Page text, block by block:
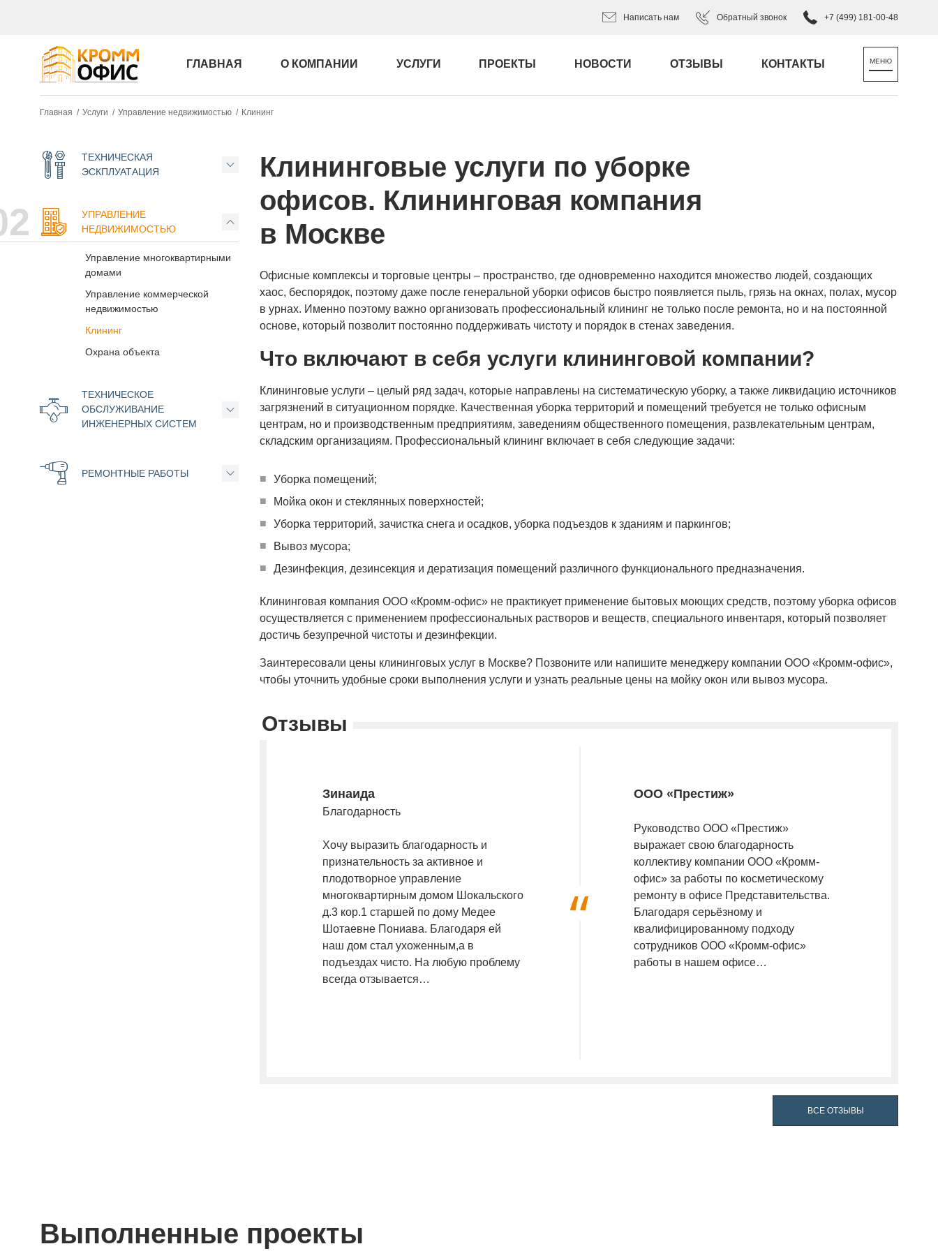
Написать нам Обратный звонок +7 (499) 181-00-48
ГЛАВНАЯ О КОМПАНИИ УСЛУГИ ПРОЕКТЫ НОВОСТИ ОТЗЫВЫ КОНТАКТЫ
Главная / Услуги / Управление недвижимостью / Клининг
ТЕХНИЧЕСКАЯ
ЭСКПЛУАТАЦИЯ
УПРАВЛЕНИЕ
НЕДВИЖИМОСТЬЮ
Управление многоквартирными
домами
Управление коммерческой
недвижимостью
Клининг
Охрана объекта
ТЕХНИЧЕСКОЕ
ОБСЛУЖИВАНИЕ
ИНЖЕНЕРНЫХ СИСТЕМ
РЕМОНТНЫЕ РАБОТЫ
Клининговые услуги по уборке
офисов. Клининговая компания
в Москве
Офисные комплексы и торговые центры – пространство, где одновременно находится множество людей, создающих
хаос, беспорядок, поэтому даже после генеральной уборки офисов быстро появляется пыль, грязь на окнах, полах, мусор
в урнах. Именно поэтому важно организовать профессиональный клининг не только после ремонта, но и на постоянной
основе, который позволит постоянно поддерживать чистоту и порядок в стенах заведения.
Что включают в себя услуги клининговой компании?
Клининговые услуги – целый ряд задач, которые направлены на систематическую уборку, а также ликвидацию источников
загрязнений в ситуационном порядке. Качественная уборка территорий и помещений требуется не только офисным
центрам, но и производственным предприятиям, заведениям общественного помещения, развлекательным центрам,
складским организациям. Профессиональный клининг включает в себя следующие задачи:
Уборка помещений;
Мойка окон и стеклянных поверхностей;
Уборка территорий, зачистка снега и осадков, уборка подъездов к зданиям и паркингов;
Вывоз мусора;
Дезинфекция, дезинсекция и дератизация помещений различного функционального предназначения.
Клининговая компания ООО «Кромм-офис» не практикует применение бытовых моющих средств, поэтому уборка офисов
осуществляется с применением профессиональных растворов и веществ, специального инвентаря, который позволяет
достичь безупречной чистоты и дезинфекции.
Заинтересовали цены клининговых услуг в Москве? Позвоните или напишите менеджеру компании ООО «Кромм-офис»,
чтобы уточнить удобные сроки выполнения услуги и узнать реальные цены на мойку окон или вывоз мусора.
Отзывы
Зинаида
Благодарность
Хочу выразить благодарность и
признательность за активное и
плодотворное управление
многоквартирным домом Шокальского
д.3 кор.1 старшей по дому Медее
Шотаевне Пониава. Благодаря ей
наш дом стал ухоженным,а в
подъездах чисто. На любую проблему
всегда отзывается…
ООО «Престиж»
Руководство ООО «Престиж»
выражает свою благодарность
коллективу компании ООО «Кромм-
офис» за работы по косметическому
ремонту в офисе Представительства.
Благодаря серьёзному и
квалифицированному подходу
сотрудников ООО «Кромм-офис»
работы в нашем офисе…
ВСЕ ОТЗЫВЫ
Выполненные проекты